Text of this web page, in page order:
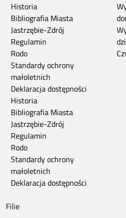
Historia
Bibliografia Miasta
Jastrzębie-Zdrój
Regulamin
Rodo
Standardy ochrony
małoletnich
Deklaracja dostępności
Historia
Bibliografia Miasta
Jastrzębie-Zdrój
Regulamin
Rodo
Standardy ochrony
małoletnich
Deklaracja dostępności
Filie